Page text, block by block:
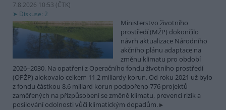
7.8.2026 10:53 (ČTK)
Diskuse: 2
Ministerstvo životního
prostředí (MŽP) dokončilo
návrh aktualizace Národního
akčního plánu adaptace na
změnu klimatu pro období
2026–2030. Na opatření z Operačního fondu životního prostředí
(OPŽP) alokovalo celkem 11,2 miliardy korun. Od roku 2021 už bylo
z fondu částkou 8,6 miliard korun podpořeno 776 projektů
zaměřených na přizpůsobení se změně klimatu, prevenci rizik a
posilování odolnosti vůči klimatickým dopadům.